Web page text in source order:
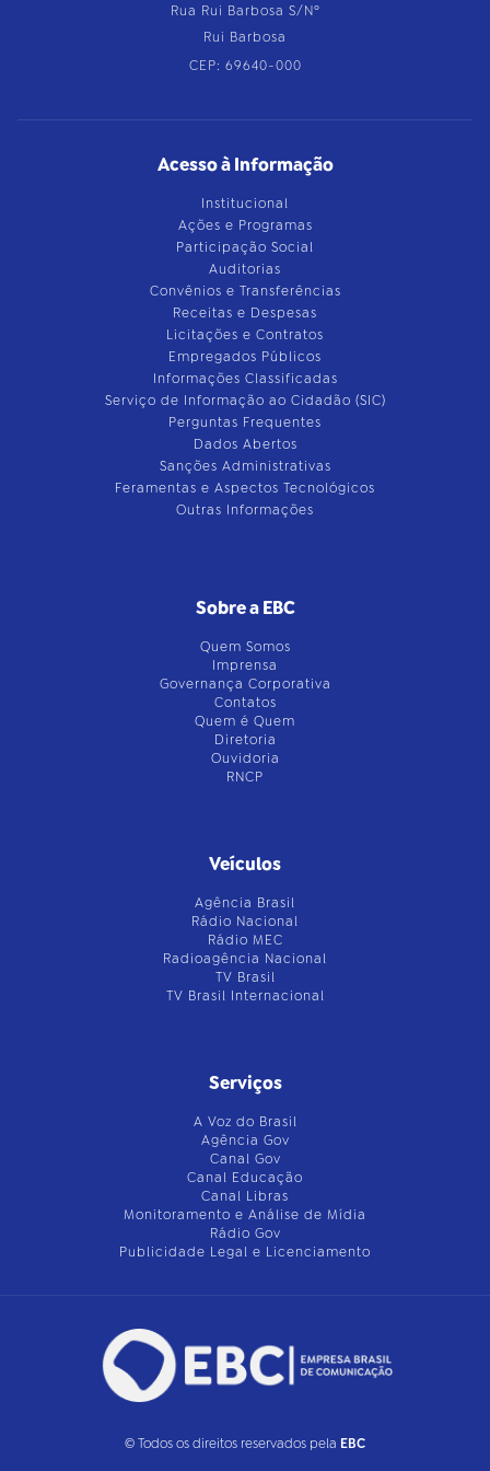
Rua Rui Barbosa S/Nº
Rui Barbosa
CEP: 69640-000
Acesso à Informação
Institucional
Ações e Programas
Participação Social
Auditorias
Convênios e Transferências
Receitas e Despesas
Licitações e Contratos
Empregados Públicos
Informações Classificadas
Serviço de Informação ao Cidadão (SIC)
Perguntas Frequentes
Dados Abertos
Sanções Administrativas
Feramentas e Aspectos Tecnológicos
Outras Informações
Sobre a EBC
Quem Somos
Imprensa
Governança Corporativa
Contatos
Quem é Quem
Diretoria
Ouvidoria
RNCP
Veículos
Agência Brasil
Rádio Nacional
Rádio MEC
Radioagência Nacional
TV Brasil
TV Brasil Internacional
Serviços
A Voz do Brasil
Agência Gov
Canal Gov
Canal Educação
Canal Libras
Monitoramento e Análise de Mídia
Rádio Gov
Publicidade Legal e Licenciamento
© Todos os direitos reservados pela EBC